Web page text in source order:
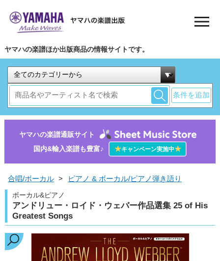
ヤマハの楽譜ほか出版商品の情報サイトです。
条件を追加
ヤマハの楽譜通販サイト
国内&輸入楽譜も豊富♪
★キャンペーン実施中★
合唱/ボーカル > ピアノ & ボーカル/ピアノ弾き語り
ボーカル&ピアノ
アンドリュー・ロイド・ウェバー作品選集 25 of His
Greatest Songs